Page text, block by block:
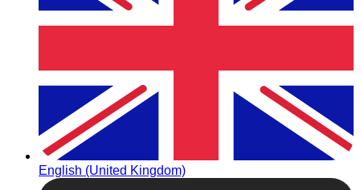
English (United Kingdom)